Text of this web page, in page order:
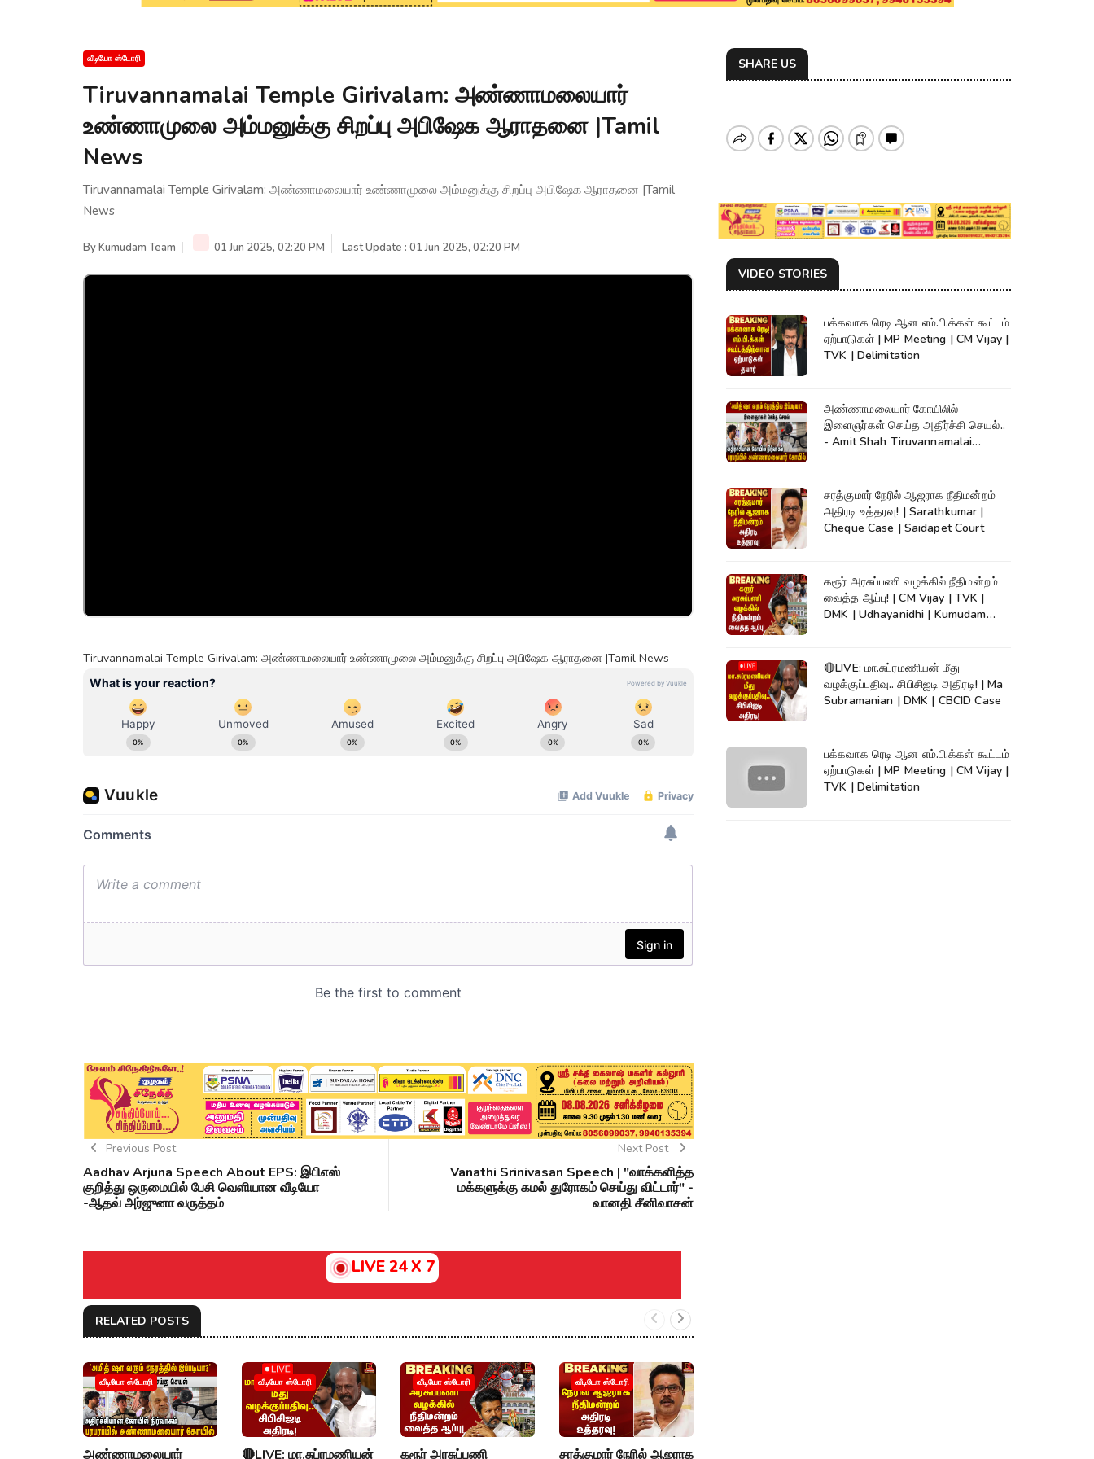
வீடியோ ஸ்டோரி
Tiruvannamalai Temple Girivalam: அண்ணாமலையார்
உண்ணாமுலை அம்மனுக்கு சிறப்பு அபிஷேக ஆராதனை |Tamil
News
Tiruvannamalai Temple Girivalam: அண்ணாமலையார் உண்ணாமுலை அம்மனுக்கு சிறப்பு அபிஷேக ஆராதனை |Tamil
News
ByKumudam Team 01 Jun 2025, 02:20 PM Last Update : 01 Jun 2025, 02:20 PM
Tiruvannamalai Temple Girivalam: அண்ணாமலையார் உண்ணாமுலை அம்மனுக்கு சிறப்பு அபிஷேக ஆராதனை |Tamil News
Previous Post
Aadhav Arjuna Speech About EPS: இபிஎஸ்
குறித்து ஒருமையில் பேசி வெளியான வீடியோ
-ஆதவ் அர்ஜுனா வருத்தம்
Next Post
Vanathi Srinivasan Speech | "வாக்களித்த
மக்களுக்கு கமல் துரோகம் செய்து விட்டார்" -
வானதி சீனிவாசன்
LIVE 24 X 7
RELATED POSTS
வீடியோ ஸ்டோரி
அண்ணாமலையார்
வீடியோ ஸ்டோரி
🔴LIVE: மா.சுப்ரமணியன்
வீடியோ ஸ்டோரி
கரூர் அரசுப்பணி
வீடியோ ஸ்டோரி
சரத்குமார் நேரில் ஆஜராக
SHARE US
VIDEO STORIES
பக்கவாக ரெடி ஆன எம்.பி.க்கள் கூட்டம்
ஏற்பாடுகள் | MP Meeting | CM Vijay |
TVK | Delimitation
அண்ணாமலையார் கோயிலில்
இளைஞர்கள் செய்த அதிர்ச்சி செயல்..
- Amit Shah Tiruvannamalai
சரத்குமார் நேரில் ஆஜராக நீதிமன்றம்
அதிரடி உத்தரவு! | Sarathkumar |
Cheque Case | Saidapet Court
கரூர் அரசுப்பணி வழக்கில் நீதிமன்றம்
வைத்த ஆப்பு! | CM Vijay | TVK |
DMK | Udhayanidhi | Kumudam
🔴LIVE: மா.சுப்ரமணியன் மீது
வழக்குப்பதிவு.. சிபிசிஐடி அதிரடி! | Ma
Subramanian | DMK | CBCID Case
பக்கவாக ரெடி ஆன எம்.பி.க்கள் கூட்டம்
ஏற்பாடுகள் | MP Meeting | CM Vijay |
TVK | Delimitation